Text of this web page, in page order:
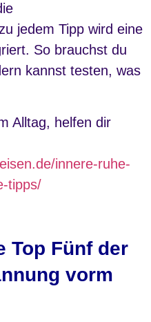
jedem Tipp wird eine
So brauchst du
kannst testen, was
Alltag, helfen dir
innere-ruhe-
tipps/
Top Fünf der
vorm